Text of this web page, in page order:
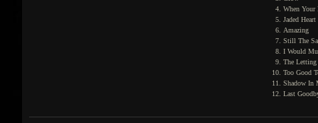
When Your
Jaded Heart
Amazing
Still The
I Would
The Letting
Too Good
Shadow In
Last